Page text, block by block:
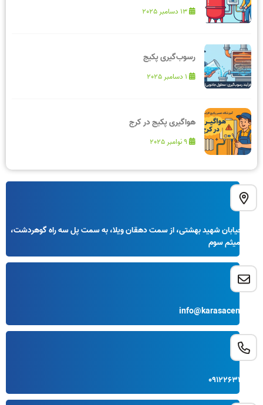
رسوب‌گیری پکیج
هواگیری پکیج در کرج
کرج خیابان شهید بهشتی، از سمت دهقان ویلا، به سمت پل سه راه گوهردشت،
نبش میثم سوم
info@karasacenter.ir
09122633995